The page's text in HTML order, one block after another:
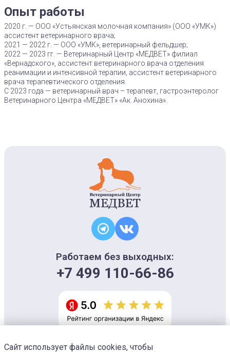
Опыт работы
2020 г. — ООО «Устьянская молочная компания» (ООО «УМК»)
ассистент ветеринарного врача;
2021 — 2022 г. — ООО «УМК», ветеринарный фельдшер;
2022 — 2023 гг. — Ветеринарный Центр «МЕДВЕТ» филиал
«Вернадского», ассистент ветеринарного врача отделения
реанимации и интенсивной терапии, ассистент ветеринарного
врача терапевтического отделения.
С 2023 года — ветеринарный врач – терапевт, гастроэнтеролог
Ветеринарного Центра «МЕДВЕТ» «Ак. Анохина».
Работаем без выходных:
+7 499 110-66-86
Информация на сайте носит ознакомительный характер и не является
Сайт использует файлы cookies, чтобы